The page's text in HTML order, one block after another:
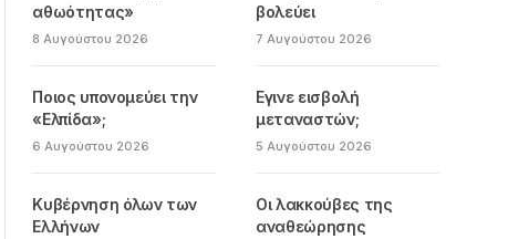
αθωότητας»
8 Αυγούστου 2026
βολεύει
7 Αυγούστου 2026
Ποιος υπονομεύει την
«Ελπίδα»;
6 Αυγούστου 2026
Εγινε εισβολή
μεταναστών;
5 Αυγούστου 2026
Κυβέρνηση όλων των
Ελλήνων
Οι λακκούβες της
αναθεώρησης